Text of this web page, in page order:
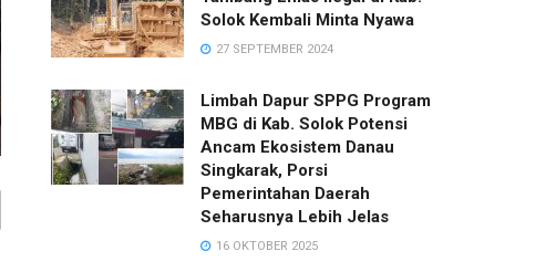
Solok Kembali Minta Nyawa
27 SEPTEMBER 2024
Limbah Dapur SPPG Program
MBG di Kab. Solok Potensi
Ancam Ekosistem Danau
Singkarak, Porsi
Pemerintahan Daerah
Seharusnya Lebih Jelas
16 OKTOBER 2025